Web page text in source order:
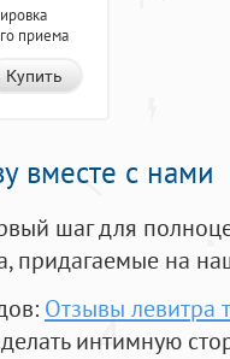
приема
Купить
вместе с нами
шаг для
придагаемые на
Отзывы левитра
интимную